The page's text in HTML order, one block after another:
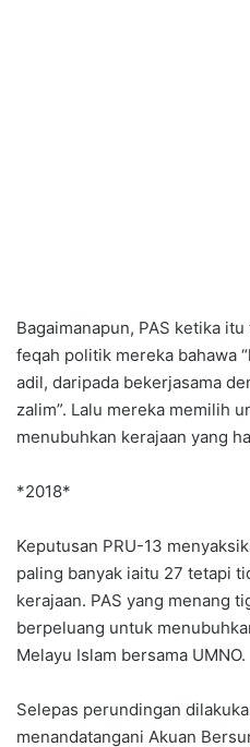
Bagaimanapun, PAS ketika
feqah politik mereka bahawa
adil, daripada bekerjasama
zalim”. Lalu mereka memilih
menubuhkan kerajaan yang
*2018*
Keputusan PRU-13
paling banyak iaitu 27 tetapi
kerajaan. PAS yang menang
berpeluang untuk
Melayu Islam bersama UMNO.
Selepas perundingan
menandatangani Akuan